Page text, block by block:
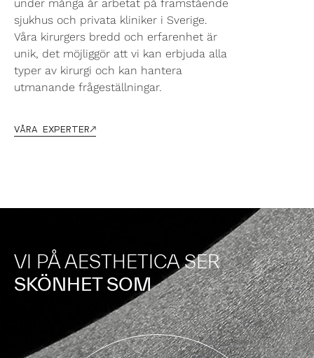
under många år arbetat på framstående
sjukhus och privata kliniker i Sverige.
Våra kirurgers bredd och erfarenhet är
unik, det möjliggör att vi kan erbjuda alla
typer av kirurgi och kan hantera
utmanande frågeställningar.
VÅRA EXPERTER
VI PÅ AESTHETICA SER
SKÖNHET SOM